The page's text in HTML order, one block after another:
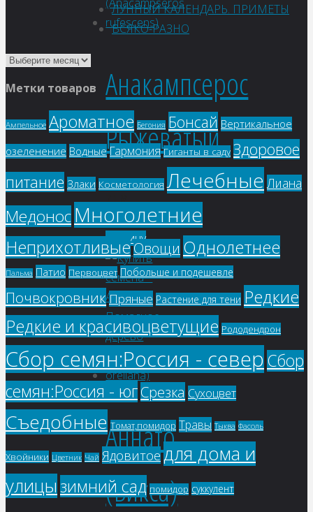
Анакампсерос
Рыжеватый
71₽
В
корзину
Аннато
(Бикса)
ЛУННЫЙ КАЛЕНДАРЬ. ПРИМЕТЫ
ВСЯКО-РАЗНО
Метки товаров
Ампельное Ароматное Бегония Бонсай Вертикальное
озеленение Водные Гармония Гиганты в саду Здоровое
питание Злаки Косметология Лечебные Лиана
МедоносМноголетние
Неприхотливые Овощи Однолетнее
Пальма Патио Первоцвет Побольше и подешевле
Почвокровник Пряные Растение для тени Редкие
Редкие и красивоцветущие Рододендрон
Сбор семян:Россия - северСбор
семян:Россия - югСрезка Сухоцвет
Съедобные Томат,помидор Травы Тыква Фасоль
Хвойники Цветник Чай Ядовитое для дома и
улицызимний сад помидор суккулент